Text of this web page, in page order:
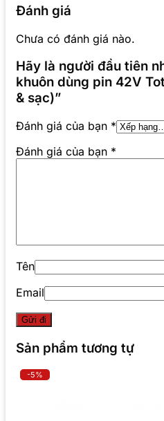
Đánh giá
Chưa có đánh giá nào.
Hãy là người đầu tiên
khuôn dùng pin 42V
& sạc)”
Đánh giá của bạn *
Đánh giá của bạn *
Tên
Email
Sản phẩm tương tự
-5%